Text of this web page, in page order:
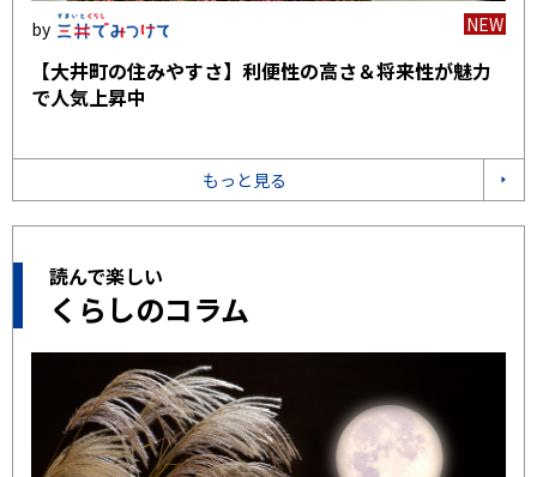
NEW
【大井町の住みやすさ】利便性の高さ＆将来性が魅力
で人気上昇中
もっと見る
読んで楽しい
くらしのコラム